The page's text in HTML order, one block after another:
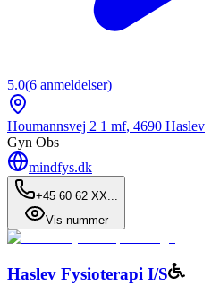
5.0(6 anmeldelser)
Houmannsvej 2 1 mf, 4690 Haslev
Gyn Obs
mindfys.dk
+45 60 62 XX...
Vis nummer
Haslev Fysioterapi I/S